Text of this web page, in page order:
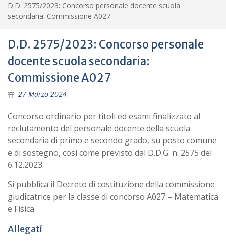
D.D. 2575/2023: Concorso personale docente scuola
secondaria: Commissione A027
D.D. 2575/2023: Concorso personale
docente scuola secondaria:
Commissione A027
27 Marzo 2024
Concorso ordinario per titoli ed esami finalizzato al
reclutamento del personale docente della scuola
secondaria di primo e secondo grado, su posto comune
e di sostegno, così come previsto dal D.D.G. n. 2575 del
6.12.2023.
Si pubblica il Decreto di costituzione della commissione
giudicatrice per la classe di concorso A027 – Matematica
e Fisica
Allegati